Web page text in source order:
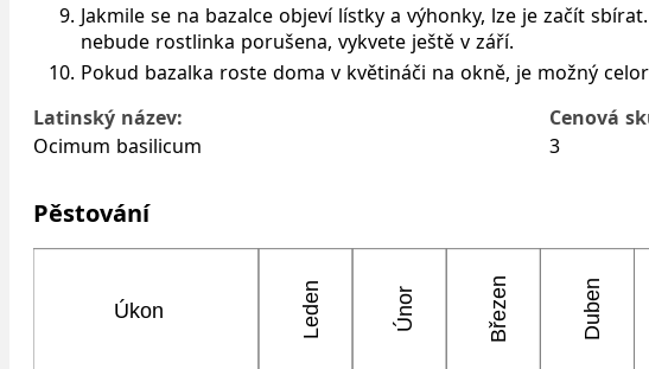
Jakmile se na bazalce objeví lístky a výhonky, lze je začít
nebude rostlinka porušena, vykvete ještě v září.
Pokud bazalka roste doma v květináči na okně, je možný
Latinský název:
Ocimum basilicum
Cenová
3
Pěstování
Úkon Leden Únor Březen Duben